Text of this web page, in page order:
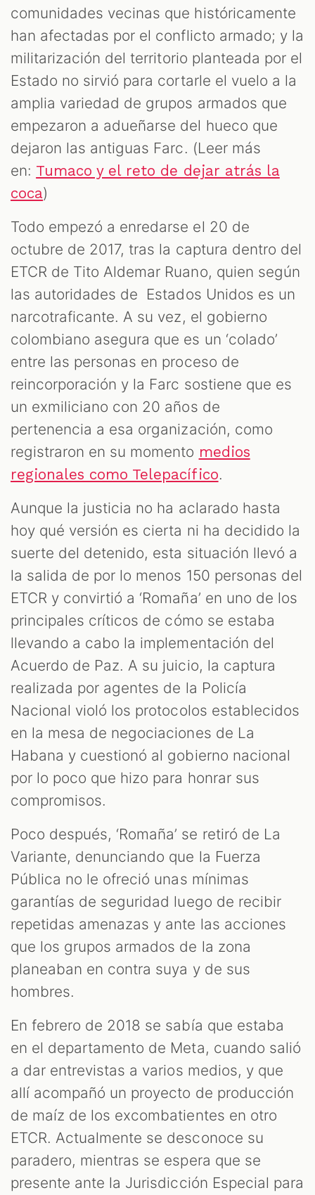
comunidades vecinas que históricamente
han afectadas por el conflicto armado; y la
militarización del territorio planteada por el
Estado no sirvió para cortarle el vuelo a la
amplia variedad de grupos armados que
empezaron a adueñarse del hueco que
dejaron las antiguas Farc. (Leer más
en: Tumaco y el reto de dejar atrás la
coca)
Todo empezó a enredarse el 20 de
octubre de 2017, tras la captura dentro del
ETCR de Tito Aldemar Ruano, quien según
las autoridades de Estados Unidos es un
narcotraficante. A su vez, el gobierno
colombiano asegura que es un ‘colado’
entre las personas en proceso de
reincorporación y la Farc sostiene que es
un exmiliciano con 20 años de
pertenencia a esa organización, como
registraron en su momento medios
regionales como Telepacífico.
Aunque la justicia no ha aclarado hasta
hoy qué versión es cierta ni ha decidido la
suerte del detenido, esta situación llevó a
la salida de por lo menos 150 personas del
ETCR y convirtió a ‘Romaña’ en uno de los
principales críticos de cómo se estaba
llevando a cabo la implementación del
Acuerdo de Paz. A su juicio, la captura
realizada por agentes de la Policía
Nacional violó los protocolos establecidos
en la mesa de negociaciones de La
Habana y cuestionó al gobierno nacional
por lo poco que hizo para honrar sus
compromisos.
Poco después, ‘Romaña’ se retiró de La
Variante, denunciando que la Fuerza
Pública no le ofreció unas mínimas
garantías de seguridad luego de recibir
repetidas amenazas y ante las acciones
que los grupos armados de la zona
planeaban en contra suya y de sus
hombres.
En febrero de 2018 se sabía que estaba
en el departamento de Meta, cuando salió
a dar entrevistas a varios medios, y que
allí acompañó un proyecto de producción
de maíz de los excombatientes en otro
ETCR. Actualmente se desconoce su
paradero, mientras se espera que se
presente ante la Jurisdicción Especial para